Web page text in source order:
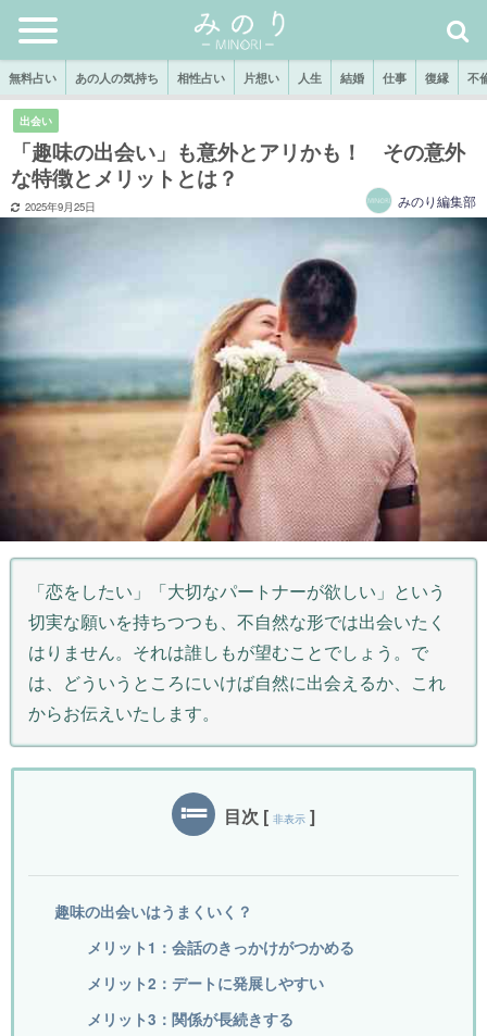
無料占い あの人の気持ち 相性占い 片想い 人生 結婚 仕事 復縁 不
出会い
「趣味の出会い」も意外とアリかも！ その意外
な特徴とメリットとは？
2025年9月25日 みのり編集部
「恋をしたい」「大切なパートナーが欲しい」という
切実な願いを持ちつつも、不自然な形では出会いたく
はりません。それは誰しもが望むことでしょう。で
は、どういうところにいけば自然に出会えるか、これ
からお伝えいたします。
目次 [ 非表示 ]
趣味の出会いはうまくいく？
メリット1：会話のきっかけがつかめる
メリット2：デートに発展しやすい
メリット3：関係が長続きする